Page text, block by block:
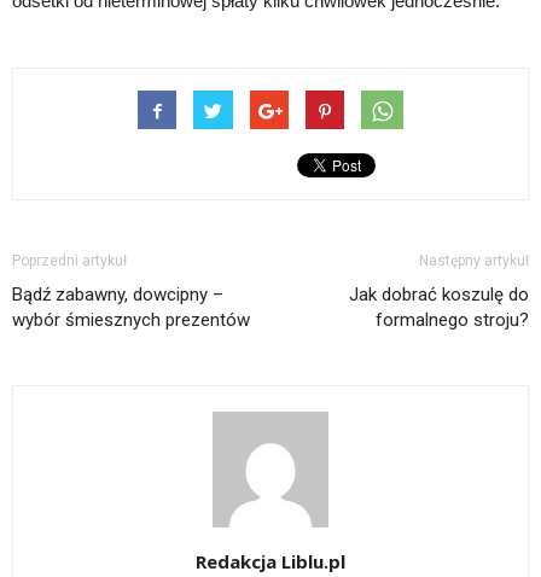
Poprzedni artykuł
Bądź zabawny, dowcipny –
wybór śmiesznych prezentów
Następny artykuł
Jak dobrać koszulę do
formalnego stroju?
Redakcja Liblu.pl